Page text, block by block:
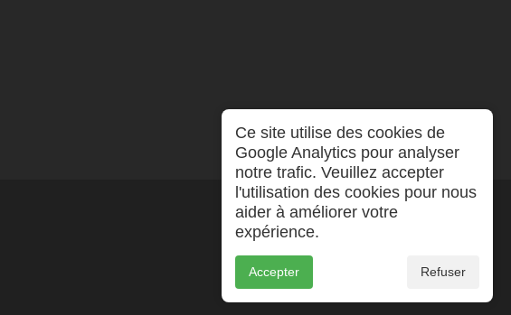
Ce site utilise des cookies de
Google Analytics pour analyser
notre trafic. Veuillez accepter
l'utilisation des cookies pour nous
aider à améliorer votre
expérience.
Accepter Refuser